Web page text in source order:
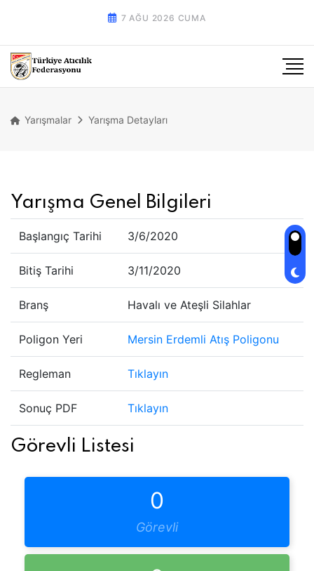
7 AĞU 2026 CUMA
Yarışmalar Yarışma Detayları
Yarışma Genel Bilgileri
Başlangıç Tarihi 3/6/2020
Bitiş Tarihi 3/11/2020
Branş Havalı ve Ateşli Silahlar
Poligon Yeri Mersin Erdemli Atış Poligonu
Regleman Tıklayın
Sonuç PDF Tıklayın
Görevli Listesi
0
Görevli